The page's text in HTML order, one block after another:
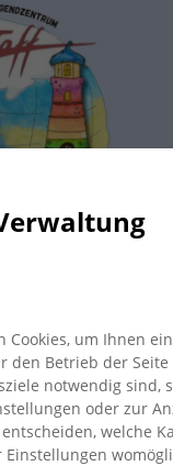
für
Cookies, um Ihnen
den Betrieb der
notwendig sind,
oder zur
welche
Einstellungen